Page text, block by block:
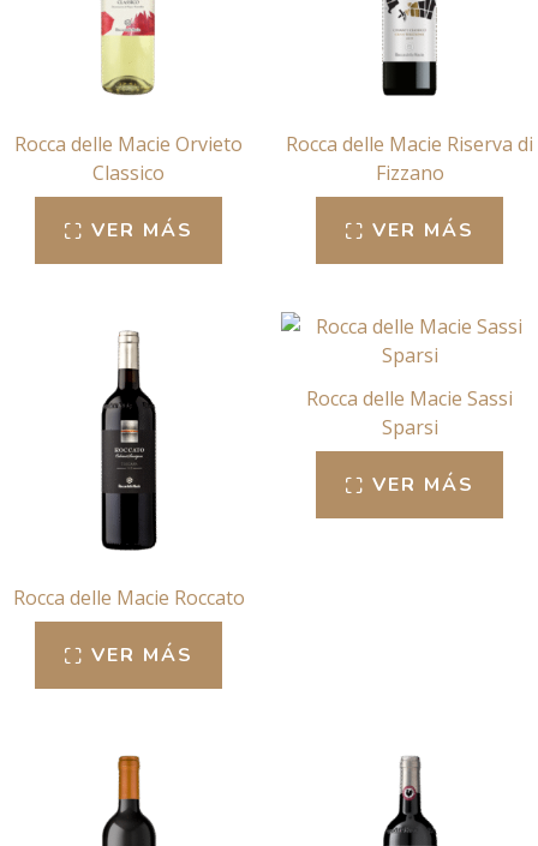
Rocca delle Macie Orvieto
Classico
VER MÁS
Rocca delle Macie Riserva di
Fizzano
VER MÁS
Rocca delle Macie Roccato
VER MÁS
Rocca delle Macie Sassi
Sparsi
VER MÁS